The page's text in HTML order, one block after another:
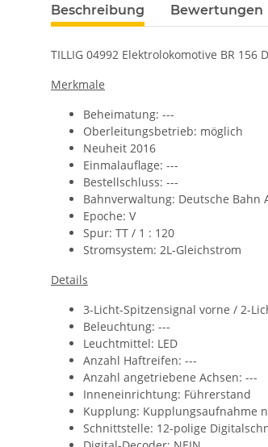
Beschreibung Bewertungen
TILLIG 04992 Elektrolokomotive BR
Merkmale
Beheimatung: ---
Oberleitungsbetrieb: möglich
Neuheit 2016
Einmalauflage: ---
Bestellschluss: ---
Bahnverwaltung: Deutsche Bahn
Epoche: V
Spur: TT / 1 : 120
Stromsystem: 2L-Gleichstrom
Details
3-Licht-Spitzensignal vorne / 2-
Beleuchtung: ---
Leuchtmittel: LED
Anzahl Haftreifen: ---
Anzahl angetriebene Achsen: ---
Inneneinrichtung: Führerstand
Kupplung: Kupplungsaufnahme
Schnittstelle: 12-polige